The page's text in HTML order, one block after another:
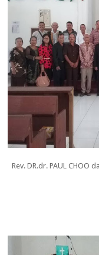
Rev. DR.dr. PAUL CHOO